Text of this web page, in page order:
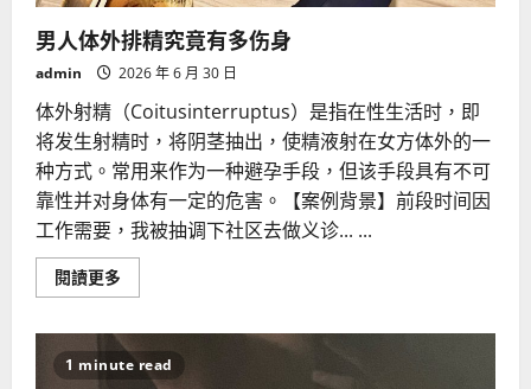
男人体外排精究竟有多伤身
admin 2026 年 6 月 30 日
体外射精（Coitusinterruptus）是指在性生活时，即
将发生射精时，将阴茎抽出，使精液射在女方体外的一
种方式。常用来作为一种避孕手段，但该手段具有不可
靠性并对身体有一定的危害。【案例背景】前段时间因
工作需要，我被抽调下社区去做义诊... ...
閱讀更多
more
人
体
外
1 minute read